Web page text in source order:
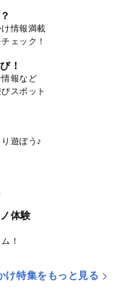
情報満載
ェック！
！
報など
スポット
遊ぼう♪
体験
！
け特集をもっと見る